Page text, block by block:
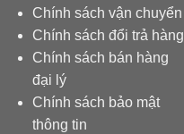
Chính sách vận chuyển
Chính sách đổi trả hàng
Chính sách bán hàng
đại lý
Chính sách bảo mật
thông tin